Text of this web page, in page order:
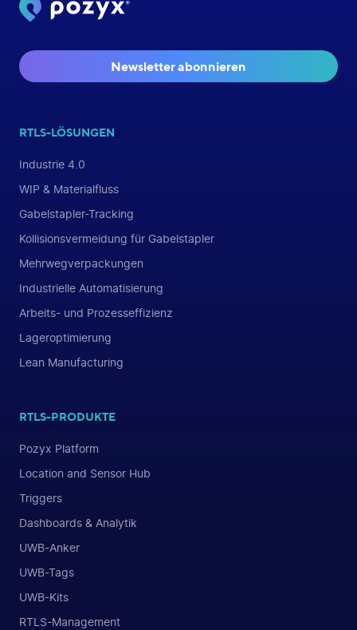
Newsletter abonnieren
RTLS-LÖSUNGEN
Industrie 4.0
WIP & Materialfluss
Gabelstapler-Tracking
Kollisionsvermeidung für Gabelstapler
Mehrwegverpackungen
Industrielle Automatisierung
Arbeits- und Prozesseffizienz
Lageroptimierung
Lean Manufacturing
RTLS-PRODUKTE
Pozyx Platform
Location and Sensor Hub
Triggers
Dashboards & Analytik
UWB-Anker
UWB-Tags
UWB-Kits
RTLS-Management